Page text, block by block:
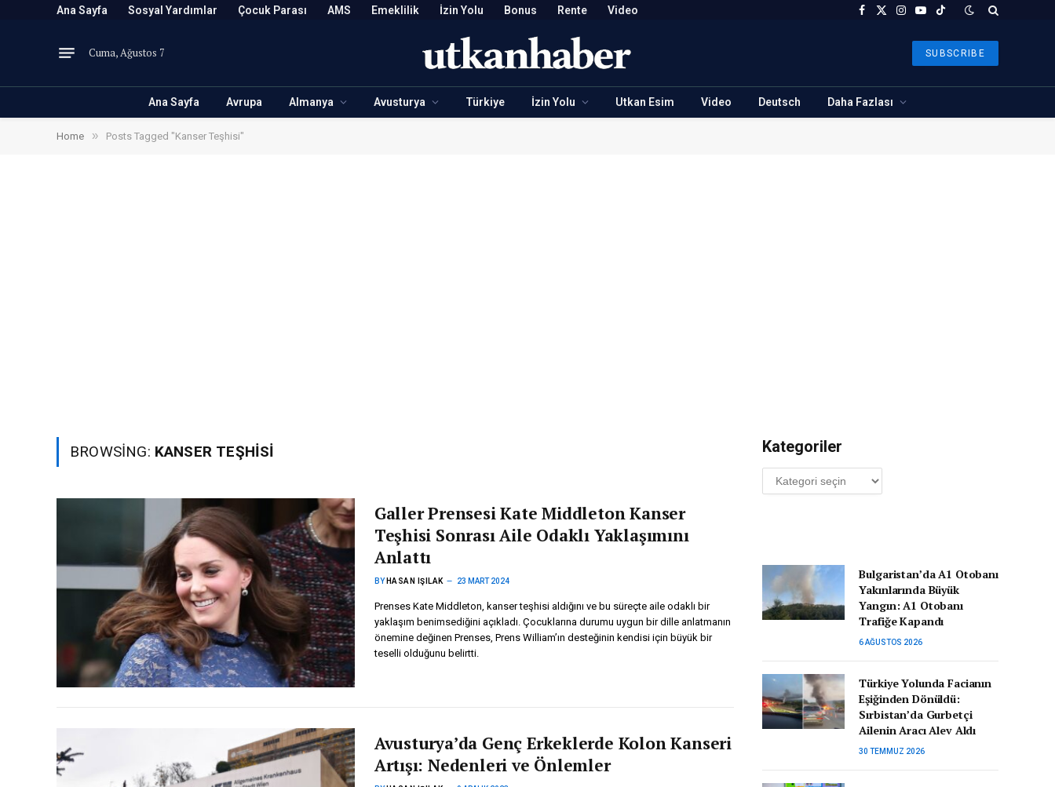
Ana Sayfa Sosyal Yardımlar Çocuk Parası AMS Emeklilik İzin Yolu Bonus Rente Video Facebook
X
Instagram
YouTubeTikTok
Cuma, Ağustos 7 SUBSCRIBE
Ana Sayfa Avrupa Almanya Avusturya Türkiye İzin Yolu Utkan Esim Video Deutsch Daha Fazlası
Home » Posts Tagged "Kanser Teşhisi"
BROWSING: KANSER TEŞHISI
Galler Prensesi Kate Middleton Kanser
Teşhisi Sonrası Aile Odaklı Yaklaşımını
Anlattı
BY HASAN IŞILAK 23 MART 2024
Prenses Kate Middleton, kanser teşhisi aldığını ve bu süreçte aile odaklı bir
yaklaşım benimsediğini açıkladı. Çocuklarına durumu uygun bir dille anlatmanın
önemine değinen Prenses, Prens William’ın desteğinin kendisi için büyük bir
teselli olduğunu belirtti.
Avusturya’da Genç Erkeklerde Kolon Kanseri
Artışı: Nedenleri ve Önlemler
Kategoriler
Kategoriler
Bulgaristan’da A1 Otobanı
Yakınlarında Büyük
Yangın: A1 Otobanı
Trafiğe Kapandı
6 AĞUSTOS 2026
Türkiye Yolunda Facianın
Eşiğinden Dönüldü:
Sırbistan’da Gurbetçi
Ailenin Aracı Alev Aldı
30 TEMMUZ 2026